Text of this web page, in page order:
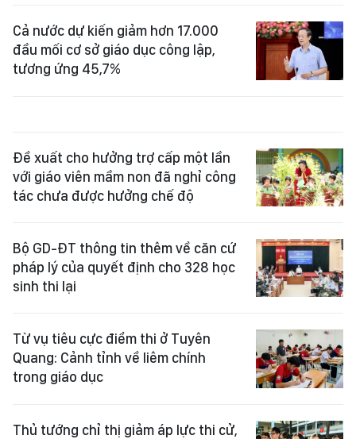
Cả nước dự kiến giảm hơn 17.000
đầu mối cơ sở giáo dục công lập,
tương ứng 45,7%
Đề xuất cho hưởng trợ cấp một lần
với giáo viên mầm non đã nghỉ công
tác chưa được hưởng chế độ
Bộ GD-ĐT thông tin thêm về căn cứ
pháp lý của quyết định cho 328 học
sinh thi lại
Từ vụ tiêu cực điểm thi ở Tuyên
Quang: Cảnh tỉnh về liêm chính
trong giáo dục
Thủ tướng chỉ thị giảm áp lực thi cử,